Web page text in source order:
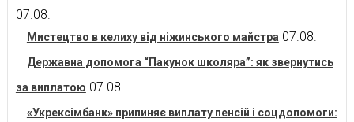
07.08.
Мистецтво в келиху від ніжинського майстра 07.08.
Державна допомога “Пакунок школяра”: як звернутись
за виплатою 07.08.
«Укрексімбанк» припиняє виплату пенсій і соцдопомоги: